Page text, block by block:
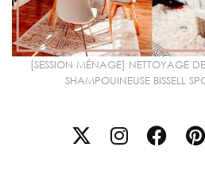
[SESSION MÉNAGE] NETTOYAGE
SHAMPOUINEUSE BISSELL